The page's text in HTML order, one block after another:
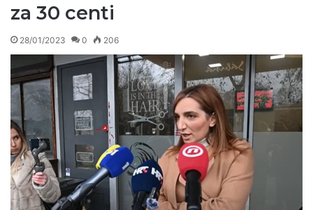
za 30 centi
28/01/2023 0 206